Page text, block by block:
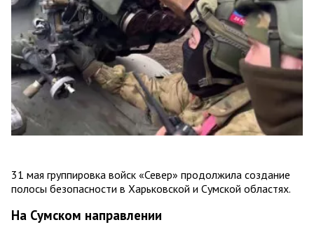
31 мая группировка войск «Север» продолжила создание
полосы безопасности в Харьковской и Сумской областях.
На Сумском направлении